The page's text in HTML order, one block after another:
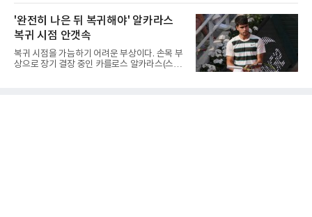
누르고 8강에 진출했다. 용산고는 이승민이 22
점을 기록하며 공격을 주도했고
FIVB U-17 여자 세계선수권대회 조별리그 D조
3차전에서 이탈리아를 3-1(25-14 25-19 13-25
25-20)로 꺾었다. 푸에르토리코, 대만에 이은 3
연승으로 승점 9를 쌓아 조 1위에 올랐다. 24개
팀이 6개 팀씩 4개 조로 나뉘어 조별리그를 치르
며 각 조 상위 4개 팀이 16강에 진출한다.지난해
U-16 아시아선수권 우승으로 처음 이 대회에 나
'완전히 나은 뒤 복귀해야' 알카라스
복귀 시점 안갯속
복귀 시점을 가늠하기 어려운 부상이다. 손목 부
상으로 장기 결장 중인 카를로스 알카라스(스페